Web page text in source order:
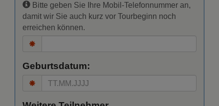
Bitte geben Sie Ihre Mobil-Telefonnummer an,
damit wir Sie auch kurz vor Tourbeginn noch
erreichen können.
Geburtsdatum: